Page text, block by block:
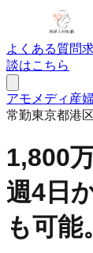
よくある質問
談はこちら
アモメディ 産
常勤東京都港区
1,800
週4日
も可能。